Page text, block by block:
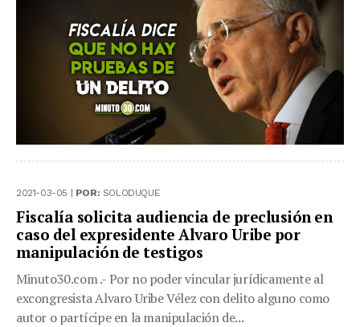
2021-03-05 | POR: SOLODUQUE
Fiscalía solicita audiencia de preclusión en
caso del expresidente Alvaro Uribe por
manipulación de testigos
Minuto30.com .- Por no poder vincular jurídicamente al
excongresista Alvaro Uribe Vélez con delito alguno como
autor o partícipe en la manipulación de...